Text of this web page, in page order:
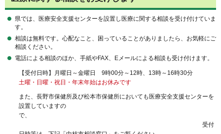
県では、医療安全支援センターを設置し医療に関する相談を受け付けていま
す。
相談は無料です。心配なこと、困っていることがありましたら、お気軽にご
相談ください。
電話による相談のほか、手紙やFAX、Eメールによる相談も受け付けます。
【受付日時】月曜日～金曜日 9時00分～12時、13時～16時30分
土曜・日曜・祝日・年末年始はお休みです
また、長野市保健所及び松本市保健所においても医療安全支援センターを
設置していますの
で、
受付